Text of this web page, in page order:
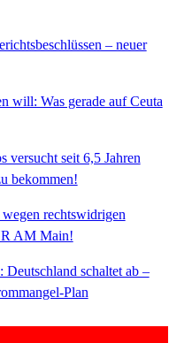
– neuer
will: Was gerade auf Ceuta
versucht seit 6,5 Jahren
bekommen!
rechtswidrigen
AM Main!
schaltet ab –
Plan